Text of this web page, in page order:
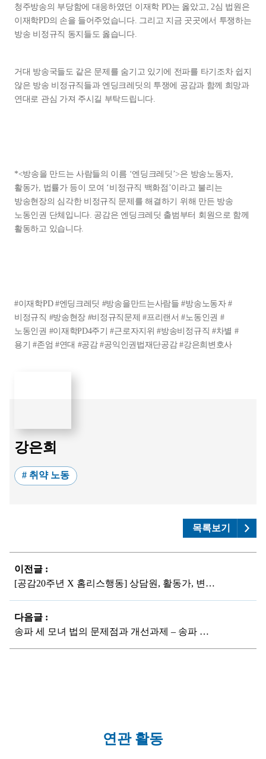
청주방송의 부당함에 대응하였던 이재학 PD는 옳았고, 2심 법원은
이재학PD의 손을 들어주었습니다. 그리고 지금 곳곳에서 투쟁하는
방송 비정규직 동지들도 옳습니다.
거대 방송국들도 같은 문제를 숨기고 있기에 전파를 타기조차 쉽지
않은 방송 비정규직들과 엔딩크레딧의 투쟁에 공감과 함께 희망과
연대로 관심 가져 주시길 부탁드립니다.
*<방송을 만드는 사람들의 이름 ‘엔딩크레딧’>은 방송노동자,
활동가, 법률가 등이 모여 ‘비정규직 백화점’이라고 불리는
방송현장의 심각한 비정규직 문제를 해결하기 위해 만든 방송
노동인권 단체입니다. 공감은 엔딩크레딧 출범부터 회원으로 함께
활동하고 있습니다.
#이재학PD #엔딩크레딧 #방송을만드는사람들 #방송노동자 #
비정규직 #방송현장 #비정규직문제 #프리랜서 #노동인권 #
노동인권 #이재학PD4주기 #근로자지위 #방송비정규직 #차별 #
용기 #존엄 #연대 #공감 #공익인권법재단공감 #강은희변호사
강은희
# 취약 노동
목록보기
이전글 :
[공감20주년 X 홈리스행동] 상담원, 활동가, 변호인이었던 공감의 20주년을 축하합니다!
다음글 :
송파 세 모녀 법의 문제점과 개선과제 – 송파 세 모녀 10주기 좌담회
연관 활동